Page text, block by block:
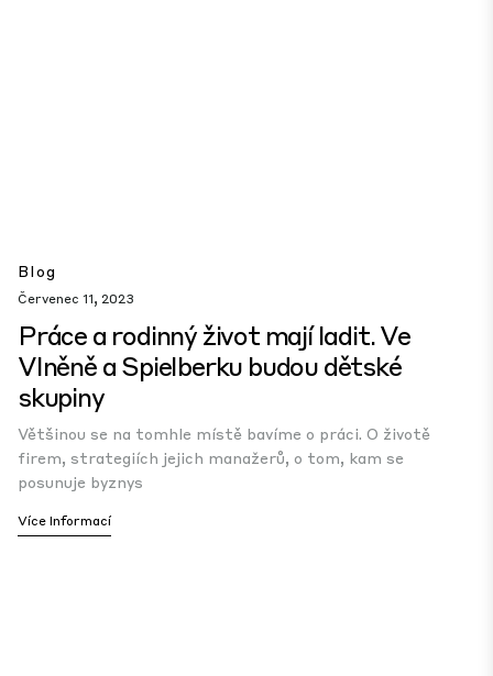
Blog
Červenec 11, 2023
Práce a rodinný život mají ladit. Ve
Vlněně a Spielberku budou dětské
skupiny
Většinou se na tomhle místě bavíme o práci. O životě
firem, strategiích jejich manažerů, o tom, kam se
posunuje byznys
Více Informací